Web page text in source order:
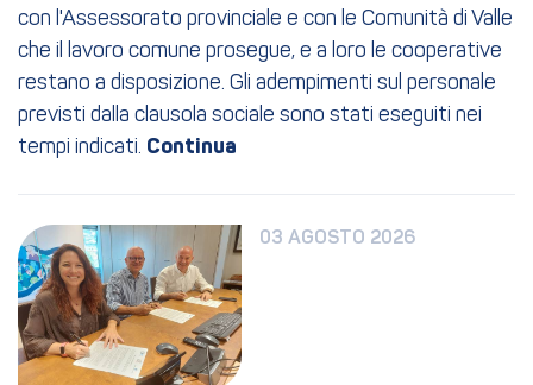
con l'Assessorato provinciale e con le Comunità di Valle
che il lavoro comune prosegue, e a loro le cooperative
restano a disposizione. Gli adempimenti sul personale
previsti dalla clausola sociale sono stati eseguiti nei
tempi indicati.
03 AGOSTO 2026